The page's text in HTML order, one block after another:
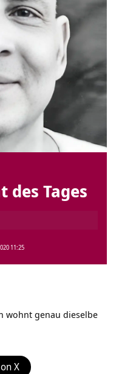
des Tages
11:25
wohnt genau dieselbe
X